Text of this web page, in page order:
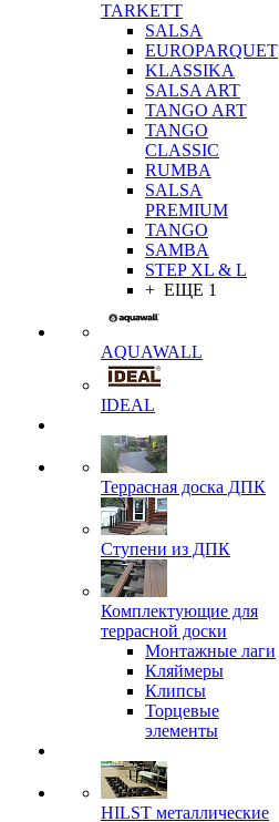
TARKETT
SALSA
EUROPARQUET
KLASSIKA
SALSA ART
TANGO ART
TANGO
CLASSIC
RUMBA
SALSA
PREMIUM
TANGO
SAMBA
STEP XL & L
+ ЕЩЕ 1
AQUAWALL
IDEAL
Террасная доска ДПК
Ступени из ДПК
Комплектующие для
террасной доски
Монтажные лаги
Кляймеры
Клипсы
Торцевые
элементы
HILST металлические